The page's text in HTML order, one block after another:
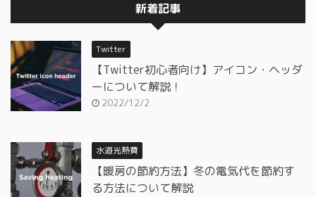
新着記事
Twitter
【Twitter初心者向け】アイコン・ヘッダ
ーについて解説！
2022/12/2
水道光熱費
【暖房の節約方法】冬の電気代を節約す
る方法について解説